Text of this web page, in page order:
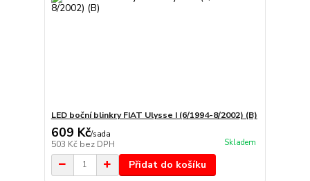
LED boční blinkry FIAT Ulysse I (6/1994-8/2002) (B)
609 Kč/sada
503 Kč bez DPH Skladem
Přidat do košíku